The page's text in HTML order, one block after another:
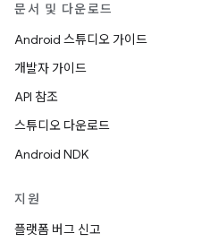
문서 및 다운로드
Android 스튜디오 가이드
개발자 가이드
API 참조
스튜디오 다운로드
Android NDK
지원
플랫폼 버그 신고